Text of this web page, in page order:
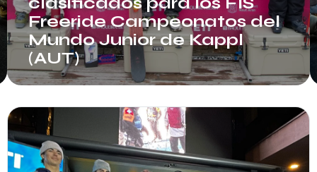
Freeride Campeonatos del
Mundo Junior de Kappl
(AUT)
Info RFEDI